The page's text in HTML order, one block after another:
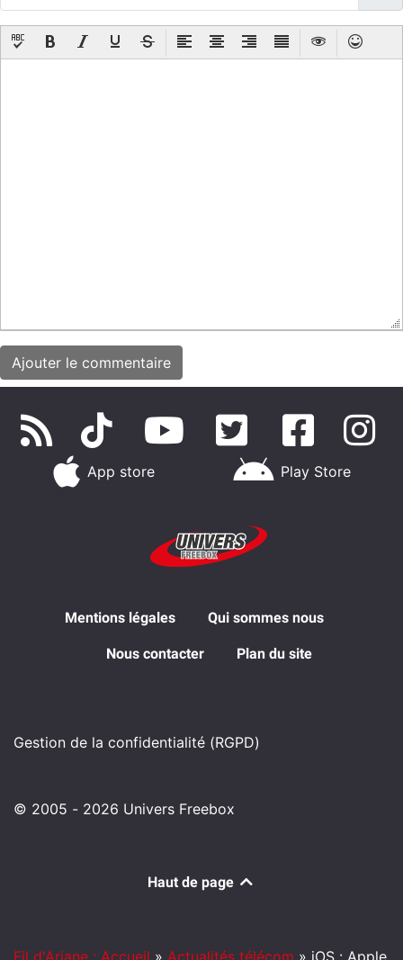
App store Play Store
Mentions légales Qui sommes nous
Nous contacter Plan du site
Gestion de la confidentialité (RGPD)
© 2005 - 2026 Univers Freebox
Haut de page
Fil d'Ariane : Accueil » Actualités télécom » iOS : Apple